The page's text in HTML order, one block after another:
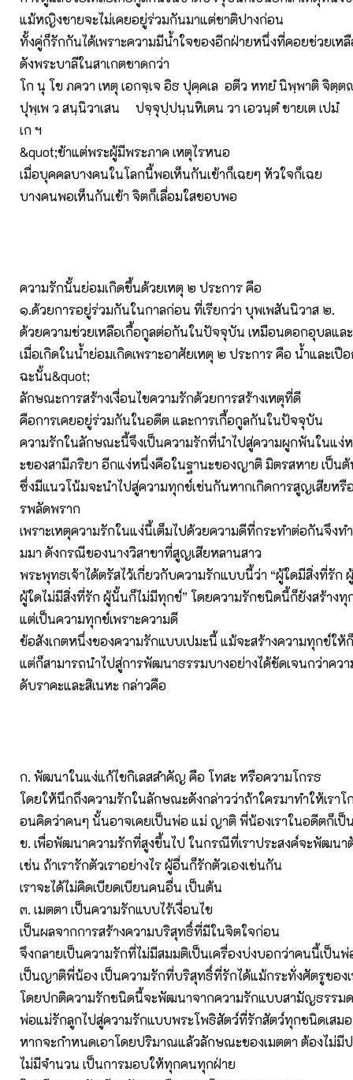
แม้หญิงชายจะไม่เคยอยู่ร่วมกันมาแต่ชาติปางก่อน
ทั้งคู่ก็รักกันได้เพราะความมีน้ำใจของอีกฝ่ายหนึ่งที่คอยช่วยเห
ดังพระบาลีในสาเกตชาดกว่า
โก นุ โข ภควา เหตุ เอกจฺเจ อิธ ปุคฺคเล อตีว หทยํ นิพฺพาติ จิตฺ
ปุพฺเพ ว สนฺนิวาเสน ปจฺจุปฺปนฺนหิเตน วา เอวนฺตํ ชายเต เป
เก ฯ
&quot;ข้าแต่พระผู้มีพระภาค เหตุไรหนอ
เมื่อบุคคลบางคนในโลกนี้พอเห็นกันเข้าก็เฉยๆ หัวใจก็เฉย
บางคนพอเห็นกันเข้า จิตก็เลื่อมใสชอบพอ
ความรักนั้นย่อมเกิดขึ้นด้วยเหตุ ๒ ประการ คือ
๑.ด้วยการอยู่ร่วมกันในกาลก่อน ที่เรียกว่า บุพเพสันนิวาส ๒.
ด้วยความช่วยเหลือเกื้อกูลต่อกันในปัจจุบัน เหมือนดอกอุบลแล
เมื่อเกิดในน้ำย่อมเกิดเพราะอาศัยเหตุ ๒ ประการ คือ น้ำและเปื
ฉะนั้น&quot;
ลักษณะการสร้างเงื่อนไขความรักด้วยการสร้างเหตุที่ดี
คือการเคยอยู่ร่วมกันในอดีต และการเกื้อกูลกันในปัจจุบัน
ความรักในลักษณะนี้จึงเป็นความรักที่นำไปสู่ความผูกพันในแง่
ะของสามีภริยา อีกแง่หนึ่งคือในฐานะของญาติ มิตรสหาย เป็น
ซึ่งมีแนวโน้มจะนำไปสู่ความทุกข์เช่นกันหากเกิดการสูญเสียหรื
รพลัดพราก
เพราะเหตุความรักในแง่นี้เต็มไปด้วยความดีที่กระทำต่อกันจึงท
มมา ดังกรณีของนางวิสาขาที่สูญเสียหลานสาว
พระพุทธเจ้าได้ตรัสไว้เกี่ยวกับความรักแบบนี้ว่า “ผู้ใดมีสิ่งที่รัก
ผู้ใดไม่มีสิ่งที่รัก ผู้นั้นก็ไม่มีทุกข์” โดยความรักชนิดนี้ก็ยังสร้างทุ
แต่เป็นความทุกข์เพราะความดี
ข้อสังเกตหนึ่งของความรักแบบเปมะนี้ แม้จะสร้างความทุกข์ให้
แต่ก็สามารถนำไปสู่การพัฒนาธรรมบางอย่างได้ชัดเจนกว่าคว
ดับราคะและสิเนหะ กล่าวคือ
ก. พัฒนาในแง่แก้ไขกิเลสสำคัญ คือ โทสะ หรือความโกรธ
โดยให้นึกถึงความรักในลักษณะดังกล่าวว่าถ้าใครมาทำให้เราโ
อนคิดว่าคนๆ นั้นอาจเคยเป็นพ่อ แม่ ญาติ พี่น้องเราในอดีตก็เป็
ข. เพื่อพัฒนาความรักที่สูงขึ้นไป ในกรณีที่เราประสงค์จะพัฒนา
เช่น ถ้าเรารักตัวเราอย่างไร ผู้อื่นก็รักตัวเองเช่นกัน
เราจะได้ไม่คิดเบียดเบียนคนอื่น เป็นต้น
๓. เมตตา เป็นความรักแบบไร้เงื่อนไข
เป็นผลจากการสร้างความบริสุทธิ์ที่มีในจิตใจก่อน
จึงกลายเป็นความรักที่ไม่มีสมมติเป็นเครื่องบ่งบอกว่าคนนี้เป็นพ่
เป็นญาติพี่น้อง เป็นความรักที่บริสุทธิ์ที่รักได้แม้กระทั่งศัตรูของเ
โดยปกติความรักชนิดนี้จะพัฒนาจากความรักแบบสามัญธรรม
พ่อแม่รักลูกไปสู่ความรักแบบพระโพธิสัตว์ที่รักสัตว์ทุกชนิดเสม
หากจะกำหนดเอาโดยปริมาณแล้วลักษณะของเมตตา ต้องไม่มี
ไม่มีจำนวน เป็นการมอบให้ทุกคนทุกฝ่าย